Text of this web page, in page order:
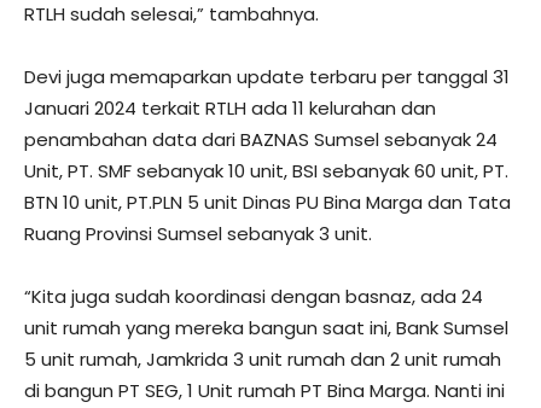
RTLH sudah selesai,” tambahnya.
Devi juga memaparkan update terbaru per tanggal 31
Januari 2024 terkait RTLH ada 11 kelurahan dan
penambahan data dari BAZNAS Sumsel sebanyak 24
Unit, PT. SMF sebanyak 10 unit, BSI sebanyak 60 unit, PT.
BTN 10 unit, PT.PLN 5 unit Dinas PU Bina Marga dan Tata
Ruang Provinsi Sumsel sebanyak 3 unit.
“Kita juga sudah koordinasi dengan basnaz, ada 24
unit rumah yang mereka bangun saat ini, Bank Sumsel
5 unit rumah, Jamkrida 3 unit rumah dan 2 unit rumah
di bangun PT SEG, 1 Unit rumah PT Bina Marga. Nanti ini